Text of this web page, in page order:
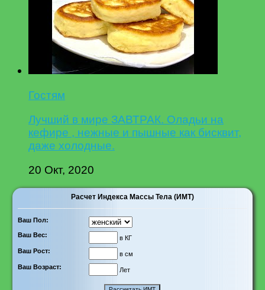
Гостям
Лучший в мире ЗАВТРАК. Оладьи на
кефире , нежные и пышные как бисквит,
даже холодные.
20 Окт, 2020
Расчет Индекса Массы Тела (ИМТ)
Ваш Пол:
Ваш Вес:
в КГ
Ваш Рост:
в см
Ваш Возраст:
Лет